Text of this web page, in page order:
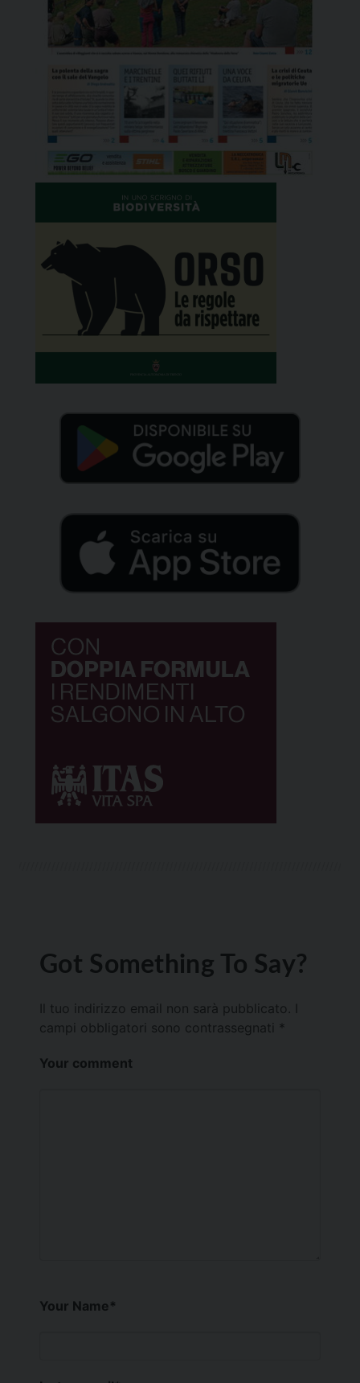
Got Something To Say?
Il tuo indirizzo email non sarà pubblicato.
campi obbligatori sono contrassegnati *
Your comment
Your Name*